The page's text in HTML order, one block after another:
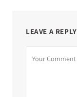
LEAVE A REPLY